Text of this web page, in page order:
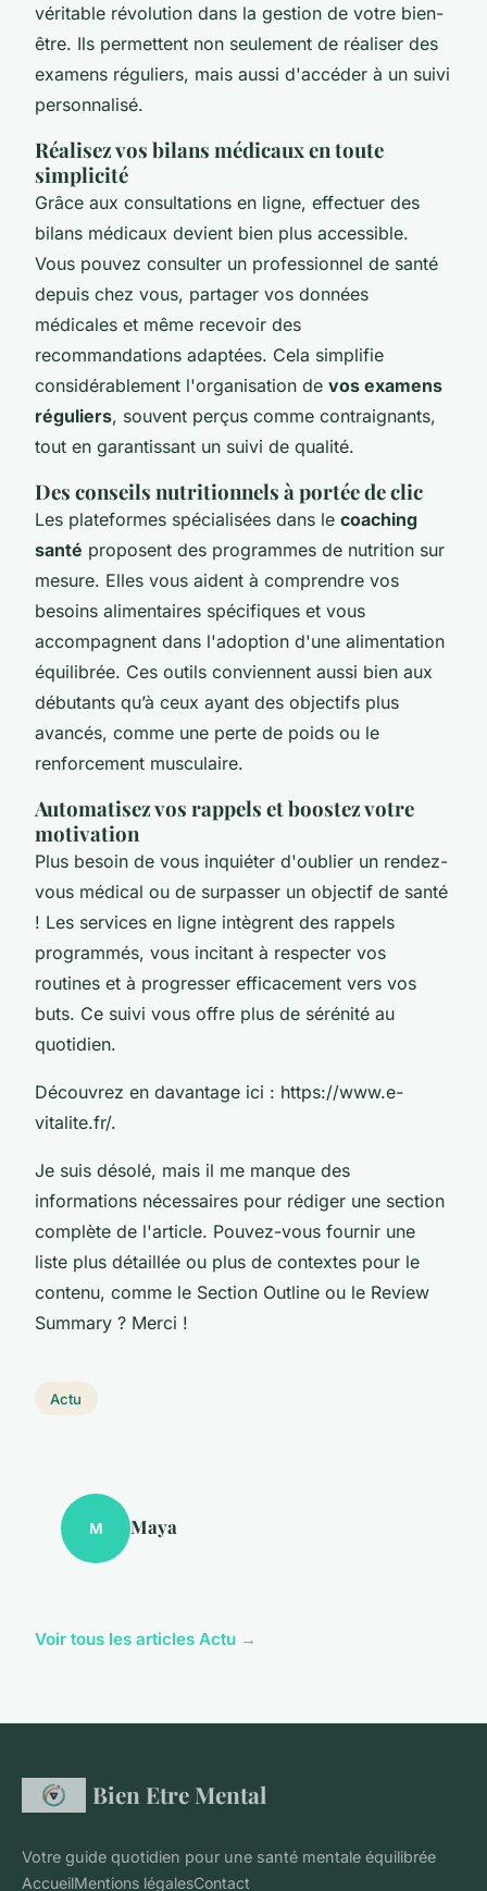
véritable révolution dans la gestion de votre bien-
être. Ils permettent non seulement de réaliser des
examens réguliers, mais aussi d'accéder à un suivi
personnalisé.
Réalisez vos bilans médicaux en toute
simplicité
Grâce aux consultations en ligne, effectuer des
bilans médicaux devient bien plus accessible.
Vous pouvez consulter un professionnel de santé
depuis chez vous, partager vos données
médicales et même recevoir des
recommandations adaptées. Cela simplifie
considérablement l'organisation de vos examens
réguliers, souvent perçus comme contraignants,
tout en garantissant un suivi de qualité.
Des conseils nutritionnels à portée de clic
Les plateformes spécialisées dans le coaching
santé proposent des programmes de nutrition sur
mesure. Elles vous aident à comprendre vos
besoins alimentaires spécifiques et vous
accompagnent dans l'adoption d'une alimentation
équilibrée. Ces outils conviennent aussi bien aux
débutants qu’à ceux ayant des objectifs plus
avancés, comme une perte de poids ou le
renforcement musculaire.
Automatisez vos rappels et boostez votre
motivation
Plus besoin de vous inquiéter d'oublier un rendez-
vous médical ou de surpasser un objectif de santé
! Les services en ligne intègrent des rappels
programmés, vous incitant à respecter vos
routines et à progresser efficacement vers vos
buts. Ce suivi vous offre plus de sérénité au
quotidien.
Découvrez en davantage ici : https://www.e-
vitalite.fr/.
Je suis désolé, mais il me manque des
informations nécessaires pour rédiger une section
complète de l'article. Pouvez-vous fournir une
liste plus détaillée ou plus de contextes pour le
contenu, comme le Section Outline ou le Review
Summary ? Merci !
Actu
M Maya
Voir tous les articles Actu →
Bien Etre Mental
Votre guide quotidien pour une santé mentale équilibrée
AccueilMentions légalesContact